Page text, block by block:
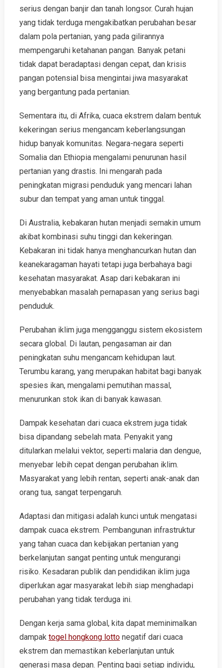
serius dengan banjir dan tanah longsor. Curah hujan
yang tidak terduga mengakibatkan perubahan besar
dalam pola pertanian, yang pada gilirannya
mempengaruhi ketahanan pangan. Banyak petani
tidak dapat beradaptasi dengan cepat, dan krisis
pangan potensial bisa mengintai jiwa masyarakat
yang bergantung pada pertanian.
Sementara itu, di Afrika, cuaca ekstrem dalam bentuk
kekeringan serius mengancam keberlangsungan
hidup banyak komunitas. Negara-negara seperti
Somalia dan Ethiopia mengalami penurunan hasil
pertanian yang drastis. Ini mengarah pada
peningkatan migrasi penduduk yang mencari lahan
subur dan tempat yang aman untuk tinggal.
Di Australia, kebakaran hutan menjadi semakin umum
akibat kombinasi suhu tinggi dan kekeringan.
Kebakaran ini tidak hanya menghancurkan hutan dan
keanekaragaman hayati tetapi juga berbahaya bagi
kesehatan masyarakat. Asap dari kebakaran ini
menyebabkan masalah pernapasan yang serius bagi
penduduk.
Perubahan iklim juga mengganggu sistem ekosistem
secara global. Di lautan, pengasaman air dan
peningkatan suhu mengancam kehidupan laut.
Terumbu karang, yang merupakan habitat bagi banyak
spesies ikan, mengalami pemutihan massal,
menurunkan stok ikan di banyak kawasan.
Dampak kesehatan dari cuaca ekstrem juga tidak
bisa dipandang sebelah mata. Penyakit yang
ditularkan melalui vektor, seperti malaria dan dengue,
menyebar lebih cepat dengan perubahan iklim.
Masyarakat yang lebih rentan, seperti anak-anak dan
orang tua, sangat terpengaruh.
Adaptasi dan mitigasi adalah kunci untuk mengatasi
dampak cuaca ekstrem. Pembangunan infrastruktur
yang tahan cuaca dan kebijakan pertanian yang
berkelanjutan sangat penting untuk mengurangi
risiko. Kesadaran publik dan pendidikan iklim juga
diperlukan agar masyarakat lebih siap menghadapi
perubahan yang tidak terduga ini.
Dengan kerja sama global, kita dapat meminimalkan
dampak togel hongkong lottonegatif dari cuaca
ekstrem dan memastikan keberlanjutan untuk
generasi masa depan. Penting bagi setiap individu,